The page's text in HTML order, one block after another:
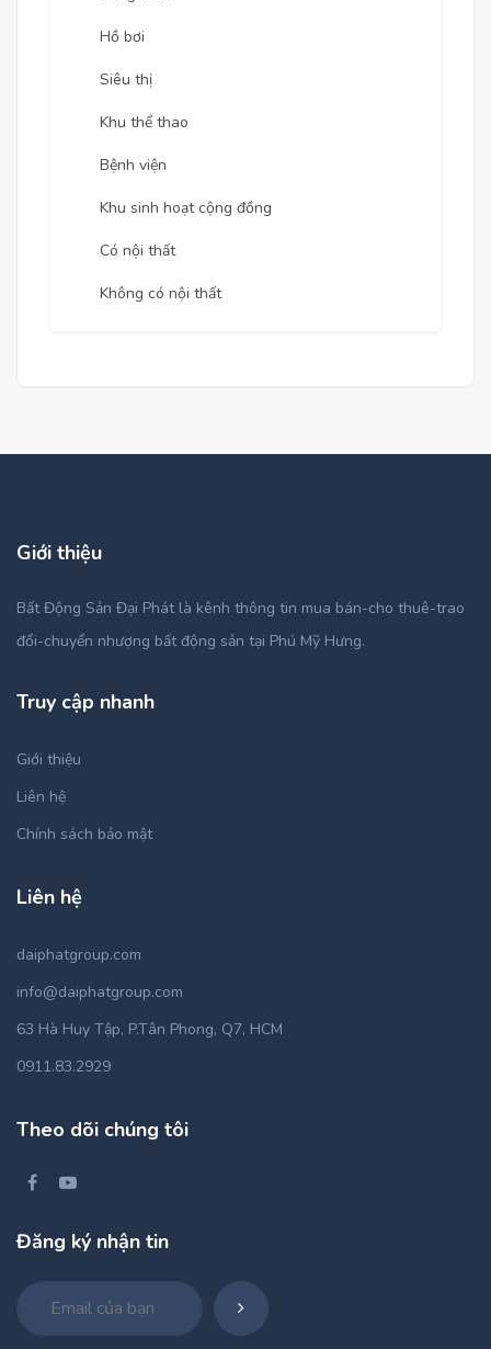
Hồ bơi
Siêu thị
Khu thể thao
Bệnh viện
Khu sinh hoạt cộng đồng
Có nội thất
Không có nội thất
Giới thiệu
Bất Động Sản Đại Phát là kênh thông tin mua bán-cho thuê-trao
đổi-chuyển nhượng bất động sản tại Phú Mỹ Hưng.
Truy cập nhanh
Giới thiệu
Liên hệ
Chính sách bảo mật
Liên hệ
daiphatgroup.com
info@daiphatgroup.com
63 Hà Huy Tập, P.Tân Phong, Q7, HCM
0911.83.2929
Theo dõi chúng tôi
Đăng ký nhận tin